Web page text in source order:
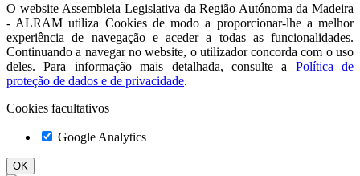
O website Assembleia Legislativa da Região Autónoma da Madeira
- ALRAM utiliza Cookies de modo a proporcionar-lhe a melhor
experiência de navegação e aceder a todas as funcionalidades.
Continuando a navegar no website, o utilizador concorda com o uso
deles. Para informação mais detalhada, consulte a
Política de
proteção de dados e de privacidade.
Cookies facultativos
Google Analytics